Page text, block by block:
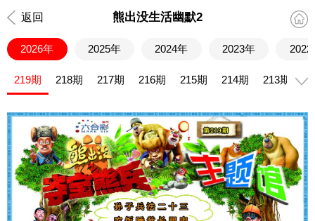
返回 熊出没生活幽默2
2026年 2025年 2024年 2023年 2022
219期 218期 217期 216期 215期 214期 213期